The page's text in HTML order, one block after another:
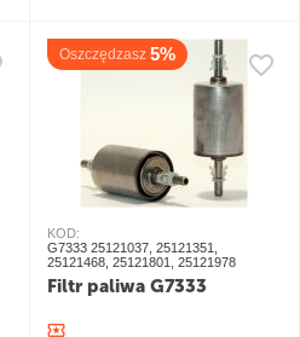
Oszczędzasz 5%
KOD:
G7333 25121037, 25121351,
25121468, 25121801, 25121978
Filtr paliwa G7333